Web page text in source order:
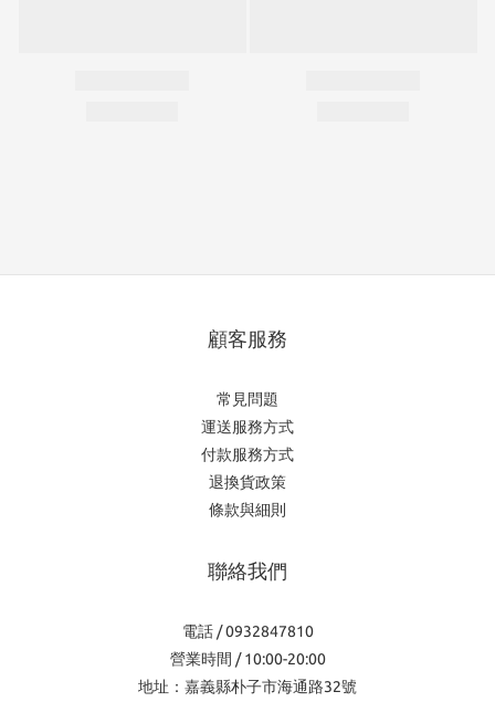
顧客服務
常見問題
運送服務方式
付款服務方式
退換貨政策
條款與細則
聯絡我們
電話 / 0932847810
營業時間 / 10:00-20:00
地址：嘉義縣朴子市海通路32號